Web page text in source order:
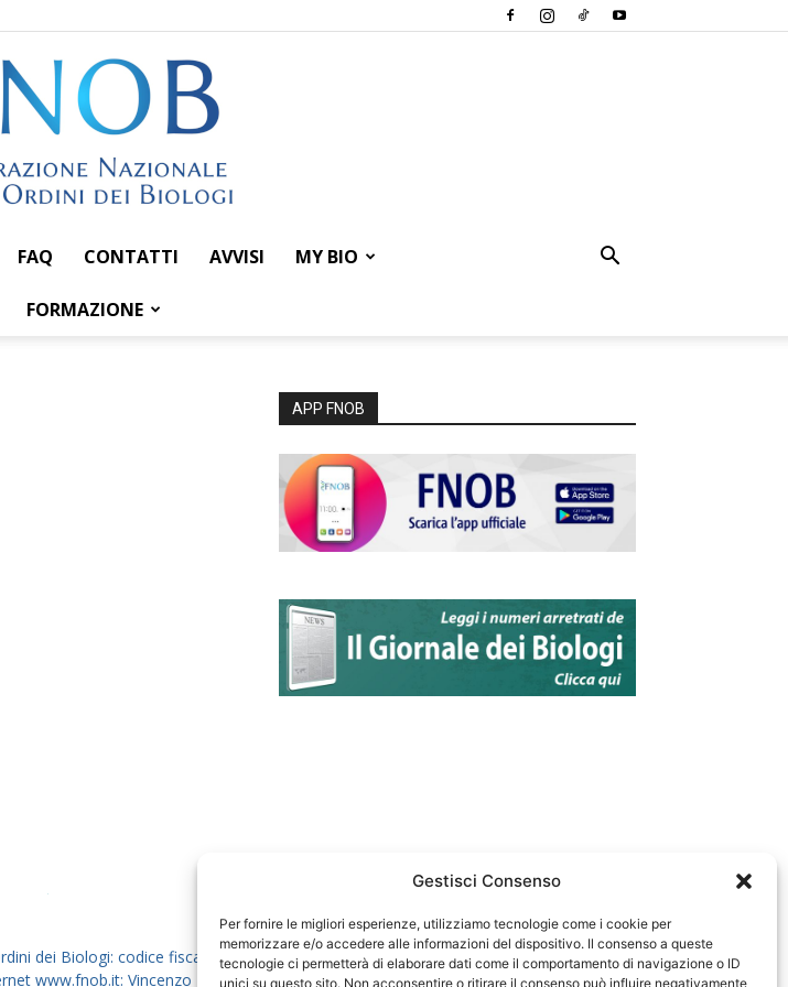
Gestisci Consenso
Per fornire le migliori esperienze, utilizziamo tecnologie come i cookie per
memorizzare e/o accedere alle informazioni del dispositivo. Il consenso a queste
tecnologie ci permetterà di elaborare dati come il comportamento di navigazione o ID
unici su questo sito. Non acconsentire o ritirare il consenso può influire negativamente
Federazione
FAQ CONTATTI AVVISI MY BIO
FORMAZIONE
APP FNOB
dei Biologi: codice fiscale 80069130583
www.fnob.it: Vincenzo D'Anna